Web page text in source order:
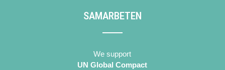
SAMARBETEN
We support
UN Global Compact